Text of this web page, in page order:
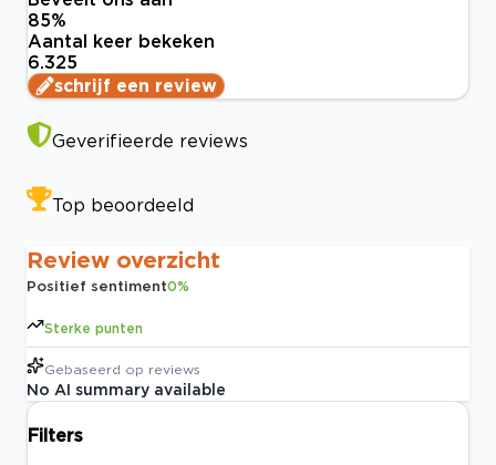
85%
Aantal keer bekeken
6.325
schrijf een review
Geverifieerde reviews
Top beoordeeld
Review overzicht
Positief sentiment0%
Sterke punten
Gebaseerd op reviews
No AI summary available
Filters